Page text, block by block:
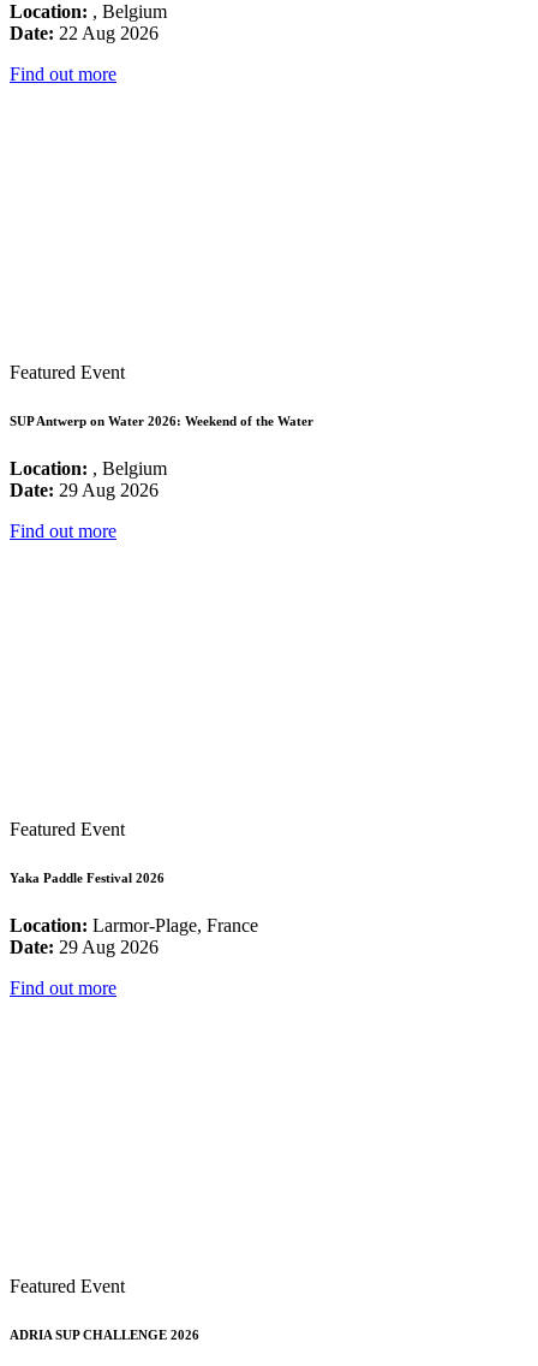
Location: , Belgium
Date: 22 Aug 2026
Find out more
Featured Event
SUP Antwerp on Water 2026: Weekend of the Water
Location: , Belgium
Date: 29 Aug 2026
Find out more
Featured Event
Yaka Paddle Festival 2026
Location: Larmor-Plage, France
Date: 29 Aug 2026
Find out more
Featured Event
ADRIA SUP CHALLENGE 2026